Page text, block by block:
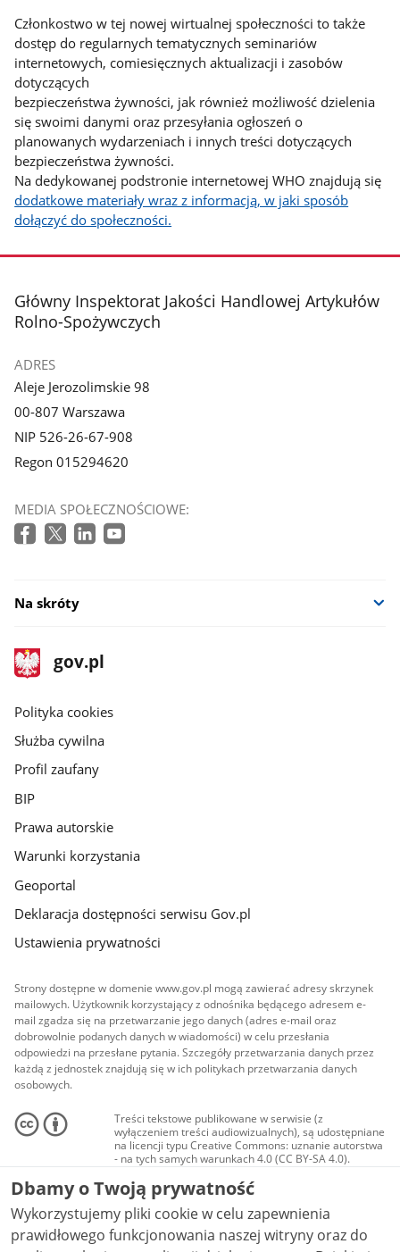
Członkostwo w tej nowej wirtualnej społeczności to także
dostęp do regularnych tematycznych seminariów
internetowych, comiesięcznych aktualizacji i zasobów
dotyczących
bezpieczeństwa żywności, jak również możliwość dzielenia
się swoimi danymi oraz przesyłania ogłoszeń o
planowanych wydarzeniach i innych treści dotyczących
bezpieczeństwa żywności.
Na dedykowanej podstronie internetowej WHO znajdują się
dodatkowe materiały wraz z informacją, w jaki sposób
dołączyć do społeczności.
stopka
Główny Inspektorat Jakości Handlowej Artykułów
Rolno-Spożywczych
ADRES
Aleje Jerozolimskie 98
00-807 Warszawa
NIP 526-26-67-908
Regon 015294620
MEDIA SPOŁECZNOŚCIOWE:
Na skróty
stopka
gov.pl
Strona
gov.pl
gov.pl
Polityka cookies
Służba cywilna
Profil zaufany
BIP
Prawa autorskie
Warunki korzystania
Geoportal
Deklaracja dostępności serwisu Gov.pl
Ustawienia prywatności
Strony dostępne w domenie www.gov.pl mogą zawierać adresy skrzynek
mailowych. Użytkownik korzystający z odnośnika będącego adresem e-
mail zgadza się na przetwarzanie jego danych (adres e-mail oraz
dobrowolnie podanych danych w wiadomości) w celu przesłania
odpowiedzi na przesłane pytania. Szczegóły przetwarzania danych przez
każdą z jednostek znajdują się w ich politykach przetwarzania danych
osobowych.
Treści tekstowe publikowane w serwisie (z
wyłączeniem treści audiowizualnych), są udostępniane
na licencji typu Creative Commons: uznanie autorstwa
- na tych samych warunkach 4.0 (CC BY-SA 4.0).
Materiały audiowizualne, w tym zdjęcia, materiały
audio i wideo, są udostępniane na licencji typu
Creative Commons: uznanie autorstwa użycie
niekomercyjne - bez utworów zależnych 4.0 (CC BY-
NC-ND 4.0), o ile nie jest to stwierdzone inaczej.
Dbamy o Twoją prywatność
Wykorzystujemy pliki cookie w celu zapewnienia
prawidłowego funkcjonowania naszej witryny oraz do